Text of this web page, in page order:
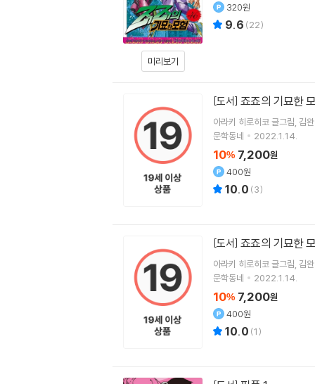
미리보기
320원
9.6 (22)
[도서] 죠죠의 기묘한
아라키 히로히코 글그림 김완
문학동네
2022.1.14.
10% 7,200원
400원
10.0 (3)
[도서] 죠죠의 기묘한
아라키 히로히코 글그림 김완
문학동네
2022.1.14.
10% 7,200원
400원
10.0 (1)